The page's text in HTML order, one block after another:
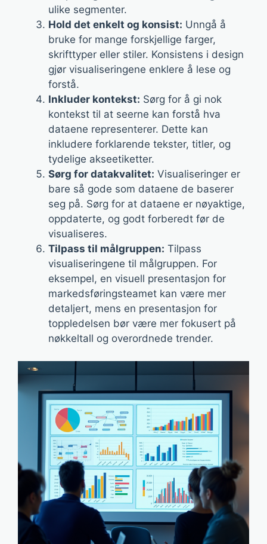
ulike segmenter.
Hold det enkelt og konsist: Unngå å
bruke for mange forskjellige farger,
skrifttyper eller stiler. Konsistens i design
gjør visualiseringene enklere å lese og
forstå.
Inkluder kontekst: Sørg for å gi nok
kontekst til at seerne kan forstå hva
dataene representerer. Dette kan
inkludere forklarende tekster, titler, og
tydelige akseetiketter.
Sørg for datakvalitet: Visualiseringer er
bare så gode som dataene de baserer
seg på. Sørg for at dataene er nøyaktige,
oppdaterte, og godt forberedt før de
visualiseres.
Tilpass til målgruppen: Tilpass
visualiseringene til målgruppen. For
eksempel, en visuell presentasjon for
markedsføringsteamet kan være mer
detaljert, mens en presentasjon for
toppledelsen bør være mer fokusert på
nøkkeltall og overordnede trender.